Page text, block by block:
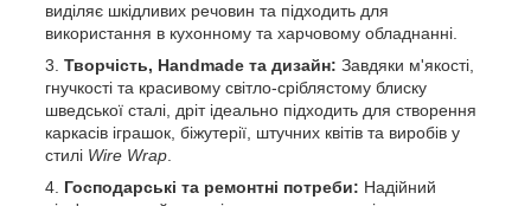
виділяє шкідливих речовин та підходить для
використання в кухонному та харчовому обладнанні.
Творчість, Handmade та дизайн: Завдяки м'якості,
гнучкості та красивому світло-сріблястому блиску
шведської сталі, дріт ідеально підходить для створення
каркасів іграшок, біжутерії, штучних квітів та виробів у
стилі Wire Wrap.
Господарські та ремонтні потреби: Надійний